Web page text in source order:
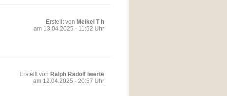
Erstellt von Meikel T h
am 13.04.2025 - 11:52 Uhr
Erstellt von Ralph Radolf Iwerte
am 12.04.2025 - 20:57 Uhr